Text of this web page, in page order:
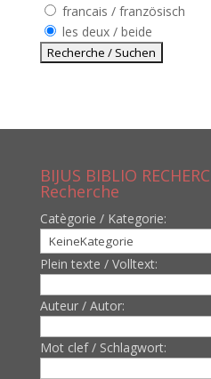
francais / französisch
les deux / beide
BIJUS BIBLIO
Recherche
Catègorie / Kategorie:
Plein texte / Volltext:
Auteur / Autor:
Mot clef / Schlagwort: